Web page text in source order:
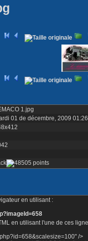
1.jpg
01 de décembre, 2009
en utilisant :
en utilisant l'une de ces
/>